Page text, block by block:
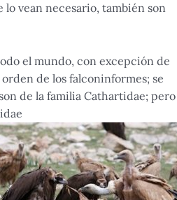
lo vean necesario, también son
el mundo, con excepción de
de los falconinformes; se
de la familia Cathartidae; pero